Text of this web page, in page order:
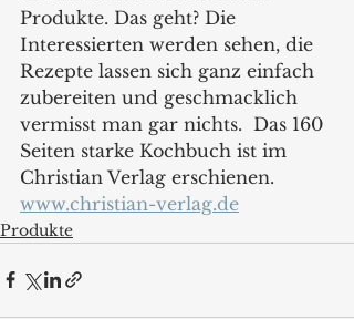
Produkte. Das geht? Die
Interessierten werden sehen, die
Rezepte lassen sich ganz einfach
zubereiten und geschmacklich
vermisst man gar nichts.  Das 160
Seiten starke Kochbuch ist im
Christian Verlag erschienen.
www.christian-verlag.de
Produkte